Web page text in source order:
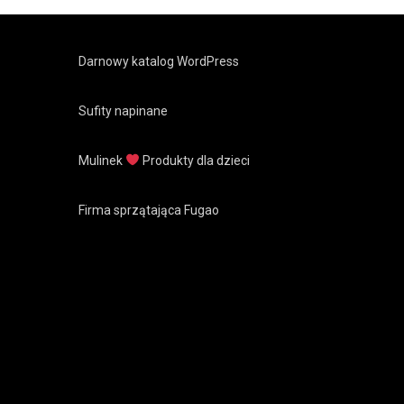
Darnowy katalog WordPress
Sufity napinane
Mulinek Produkty dla dzieci
Firma sprzątająca Fugao